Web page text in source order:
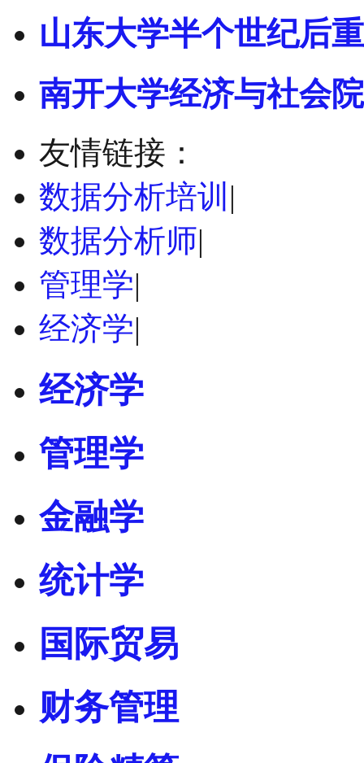
山东大学半个世纪后
南开大学经济与社会
友情链接：
数据分析培训 |
数据分析师|
管理学|
经济学|
经济学
管理学
金融学
统计学
国际贸易
财务管理